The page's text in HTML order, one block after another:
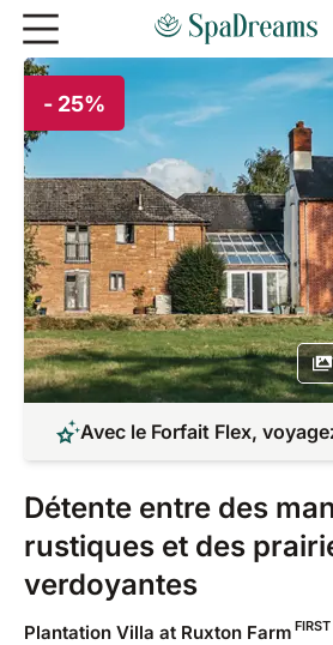
Aller au contenu principal
- 25%
Avec le Forfait Flex,
Détente entre des
rustiques et des
verdoyantes
Plantation Villa at Ruxton Farm